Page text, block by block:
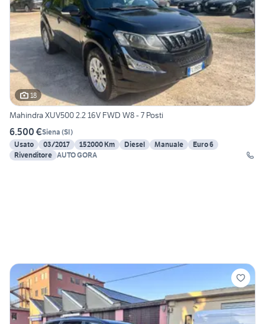
18
Mahindra XUV500 2.2 16V FWD W8 - 7 Posti
6.500 €Siena (SI)
Usato
03/2017 152000 Km Diesel Manuale
Euro 6
Rivenditore AUTO GORA